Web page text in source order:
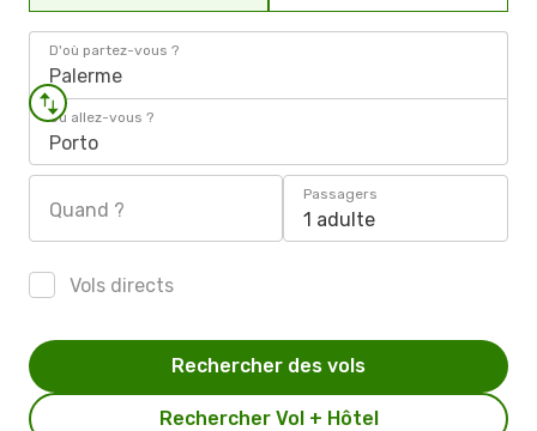
D'où partez-vous ?
Palerme
Où allez-vous ?
Porto
Quand ?
Passagers
1 adulte
Vols directs
Rechercher Vol + Hôtel
Rechercher des vols